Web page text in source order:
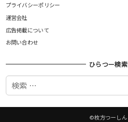
プライバシーポリシー
運営会社
広告掲載について
お問い合わせ
ひらつー検索
検
©枚方つーしん